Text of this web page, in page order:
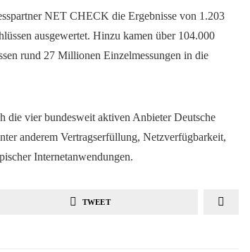
NET CHECK die Ergebnisse von 1.203
ausgewertet. Hinzu kamen über 104.000
rund 27 Millionen Einzelmessungen in die
die vier bundesweit aktiven Anbieter Deutsche
anderem Vertragserfüllung, Netzverfügbarkeit,
Internetanwendungen.
TWEET